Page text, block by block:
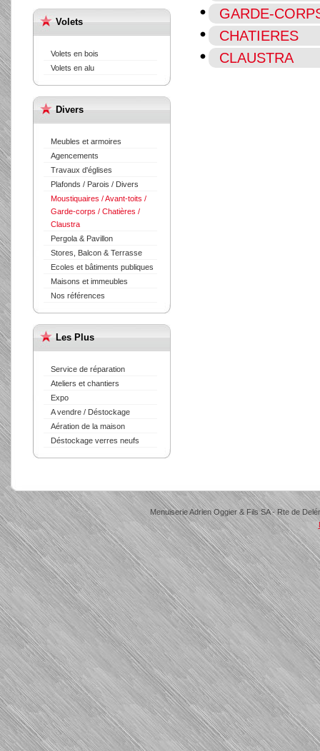
Volets
Volets en bois
Volets en alu
Divers
Meubles et armoires
Agencements
Travaux d'églises
Plafonds / Parois / Divers
Moustiquaires / Avant-toits /
Garde-corps / Chatières /
Claustra
Pergola & Pavillon
Stores, Balcon & Terrasse
Ecoles et bâtiments publiques
Maisons et immeubles
Nos références
Les Plus
Service de réparation
Ateliers et chantiers
Expo
A vendre / Déstockage
Aération de la maison
Déstockage verres neufs
GARDE-
CHATIERES
CLAUSTRA
Menuiserie Adrien Oggier & Fils SA - Rte de